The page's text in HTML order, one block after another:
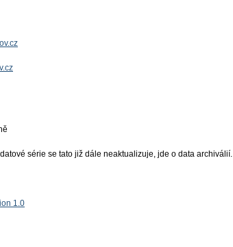
série se tato již dále neaktualizuje, jde o data archiválií.
1.0